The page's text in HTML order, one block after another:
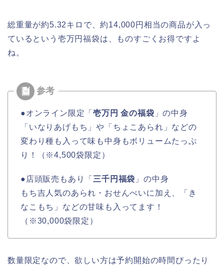
総重量が約5.32キロで、約14,000円相当の商品が入っ
ているという壱万円福袋は、ものすごくお得ですよ
ね。
●オンライン限定「壱万円 金の福袋 」の中身
「いなりあげもち」や「ちょこあられ」などの
変わり種も入って味も中身もボリュームたっぷ
り！（※4,500袋限定）
●店頭販売もあり「 三千円福袋 」の中身
もち吉人気のあられ・おせんべいに加え、「き
なこもち」などの甘味も入ってます！
（※30,000袋限定）
数量限定なので、欲しい方は予約開始の時間ぴったり